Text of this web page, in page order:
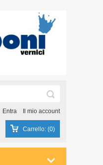
Entra Il mio account
Carrello: (0)